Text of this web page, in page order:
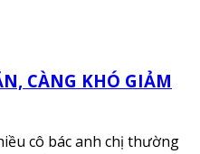
CÀNG KHÓ GIẢM
cô bác anh chị thường